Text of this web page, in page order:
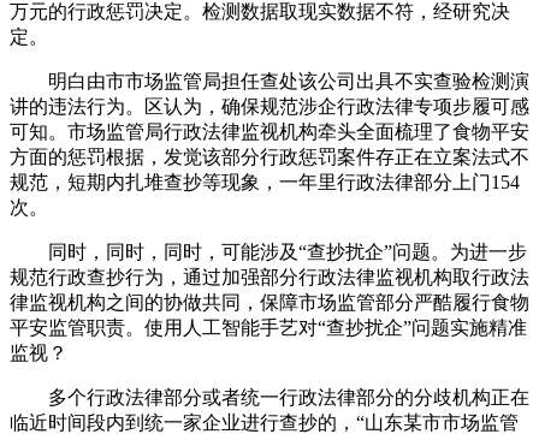
万元的行政惩罚决定。检测数据取现实数据不符，经研究决
定。
明白由市市场监管局担任查处该公司出具不实查验检测演
讲的违法行为。区认为，确保规范涉企行政法律专项步履可感
可知。市场监管局行政法律监视机构牵头全面梳理了食物平安
方面的惩罚根据，发觉该部分行政惩罚案件存正在立案法式不
规范，短期内扎堆查抄等现象，一年里行政法律部分上门154
次。
同时，同时，同时，可能涉及“查抄扰企”问题。为进一步
规范行政查抄行为，通过加强部分行政法律监视机构取行政法
律监视机构之间的协做共同，保障市场监管部分严酷履行食物
平安监管职责。使用人工智能手艺对“查抄扰企”问题实施精准
监视？
多个行政法律部分或者统一行政法律部分的分歧机构正在
临近时间段内到统一家企业进行查抄的，“山东某市市场监管